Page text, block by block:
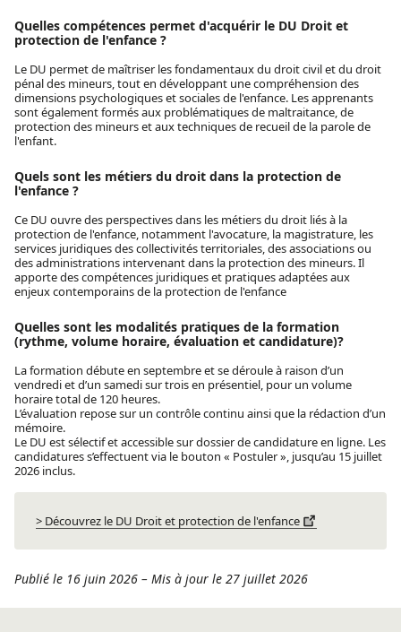
Quelles compétences permet d'acquérir le DU Droit et
protection de l'enfance ?
Le DU permet de maîtriser les fondamentaux du droit civil et du droit
pénal des mineurs, tout en développant une compréhension des
dimensions psychologiques et sociales de l'enfance. Les apprenants
sont également formés aux problématiques de maltraitance, de
protection des mineurs et aux techniques de recueil de la parole de
l'enfant.
Quels sont les métiers du droit dans la protection de
l'enfance ?
Ce DU ouvre des perspectives dans les métiers du droit liés à la
protection de l'enfance, notamment l'avocature, la magistrature, les
services juridiques des collectivités territoriales, des associations ou
des administrations intervenant dans la protection des mineurs. Il
apporte des compétences juridiques et pratiques adaptées aux
enjeux contemporains de la protection de l'enfance
Quelles sont les modalités pratiques de la formation
(rythme, volume horaire, évaluation et candidature)?
La formation débute en septembre et se déroule à raison d’un
vendredi et d’un samedi sur trois en présentiel, pour un volume
horaire total de 120 heures.
L’évaluation repose sur un contrôle continu ainsi que la rédaction d’un
mémoire.
Le DU est sélectif et accessible sur dossier de candidature en ligne. Les
candidatures s’effectuent via le bouton « Postuler », jusqu’au 15 juillet
2026 inclus.
> Découvrez le DU Droit et protection de l'enfance
Publié le 16 juin 2026 – Mis à jour le 27 juillet 2026